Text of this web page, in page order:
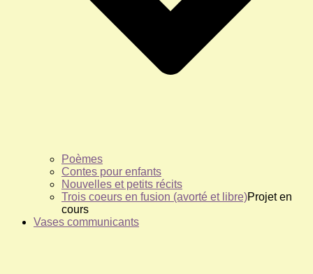
Poèmes
Contes pour enfants
Nouvelles et petits récits
Trois coeurs en fusion (avorté et libre)Projet en
cours
Vases communicants